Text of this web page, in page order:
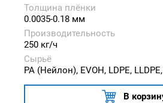
Толщина плёнки
0.0035-0.18 мм
Производительность
250 кг/ч
Сырьё
PA (Нейлон), EVOH, LDPE,
В